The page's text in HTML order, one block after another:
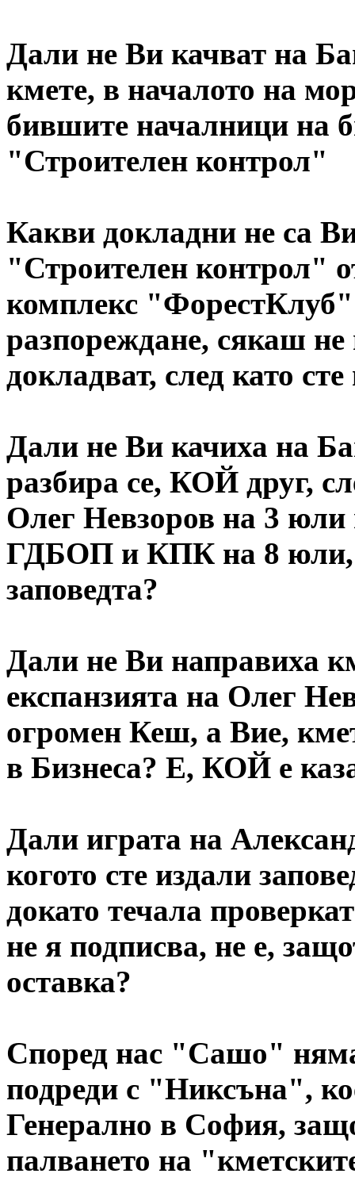
Дали не Ви качват на
кмете, в началото на
бившите началници на
"Строителен контрол"
Какви докладни не са
"Строителен контрол"
комплекс
разпореждане, сякаш не
докладват, след като
Дали не Ви качиха на
разбира се, КОЙ друг,
Олег Невзоров на 3
ГДБОП и КПК на 8 юли,
заповедта?
Дали не Ви направиха
експанзията на Олег
огромен Кеш, а Вие,
в Бизнеса? Е, КОЙ е
Дали играта на
когото сте издали
докато течала
не я подписва, не е,
оставка?
Според нас "Сашо"
подреди с "Никсъна",
Генерално в София,
палването на